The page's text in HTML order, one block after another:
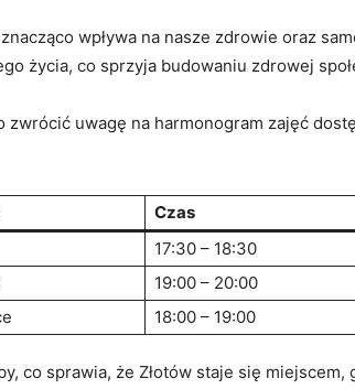
wpływa​ na nasze‍ zdrowie oraz
życia, co‌ sprzyja budowaniu zdrowej
uwagę​ na harmonogram zajęć
Czas
17:30 – ‍18:30
19:00 – 20:00
18:00 – 19:00
co sprawia,‌ że⁤ Złotów ⁤staje‍ się